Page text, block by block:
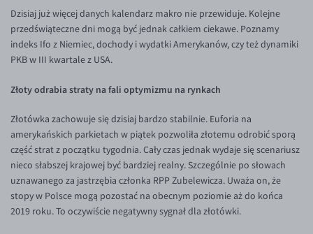
EUR/NZD
EUR/RON
EUR/SGD
EUR/TRY
GBP/USD
USD/CHF
GBP/CHF
Dzisiaj już więcej danych kalendarz makro nie przewiduje. Kolejne
przedświąteczne dni mogą być jednak całkiem ciekawe. Poznamy
indeks Ifo z Niemiec, dochody i wydatki Amerykanów, czy też dynamiki
PKB w III kwartale z USA.
Złoty odrabia straty na fali optymizmu na rynkach
Złotówka zachowuje się dzisiaj bardzo stabilnie. Euforia na
amerykańskich parkietach w piątek pozwoliła złotemu odrobić sporą
część strat z początku tygodnia. Cały czas jednak wydaje się scenariusz
nieco słabszej krajowej być bardziej realny. Szczególnie po słowach
uznawanego za jastrzębia członka RPP Zubelewicza. Uważa on, że
stopy w Polsce mogą pozostać na obecnym poziomie aż do końca
2019 roku. To oczywiście negatywny sygnał dla złotówki.